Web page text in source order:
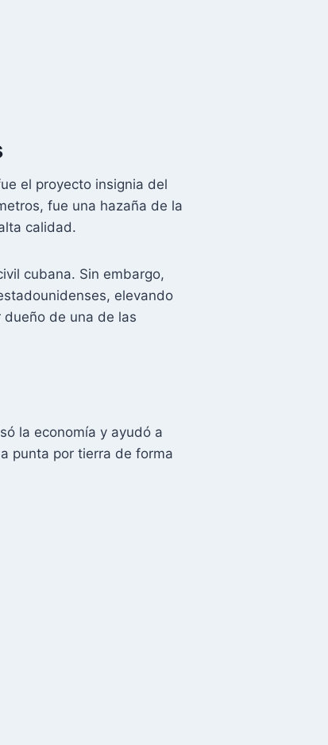
el proyecto insignia del
fue una hazaña de la
calidad.
cubana. Sin embargo,
elevando
dueño de una de las
la economía y ayudó a
punta por tierra de forma